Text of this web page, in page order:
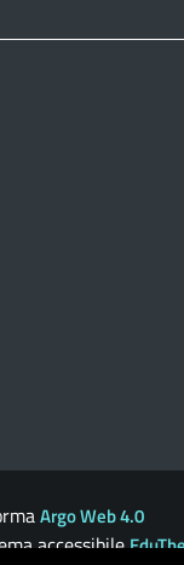
Argo Web 4.0
accessibile